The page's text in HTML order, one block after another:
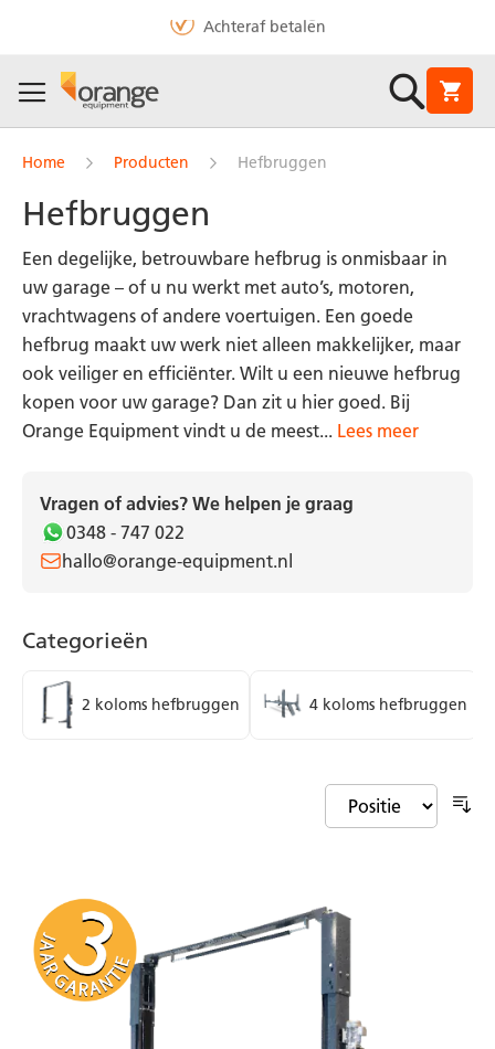
Achteraf betalen
Zoek
Home Producten Hefbruggen
Hefbruggen
Een degelijke, betrouwbare hefbrug is onmisbaar in
uw garage – of u nu werkt met auto’s, motoren,
vrachtwagens of andere voertuigen. Een goede
hefbrug maakt uw werk niet alleen makkelijker, maar
ook veiliger en efficiënter. Wilt u een nieuwe hefbrug
kopen voor uw garage? Dan zit u hier goed. Bij
Orange Equipment vindt u de meest... Lees meer
Vragen of advies? We helpen je graag
0348 - 747 022
hallo@orange-equipment.nl
Categorieën
2 koloms hefbruggen 4 koloms hefbruggen